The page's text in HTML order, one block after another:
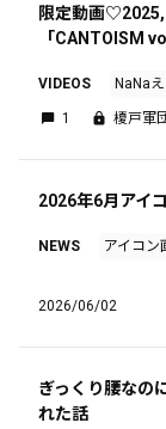
限定動画
「CANTOISM
VIDEOS NaNa
1 榎戸軍
2026年6月アイ
NEWS アイコン
2026/06/02
ぎっくり腰なの
れた話